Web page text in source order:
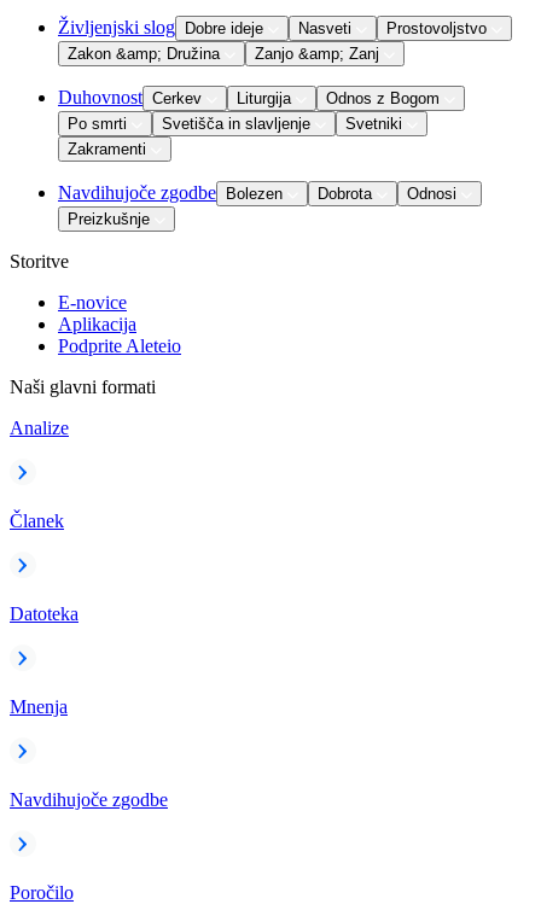
Življenjski slog Dobre ideje Nasveti
Prostovoljstvo
Zakon &amp; Družina
Zanjo &amp; Zanj
Duhovnost Cerkev Liturgija
Odnos z Bogom
Po smrti
Svetišča in slavljenje
Svetniki
Zakramenti
Navdihujoče zgodbe Bolezen Dobrota
Odnosi
Preizkušnje
Storitve
E-novice
Aplikacija
Podprite Aleteio
Naši glavni formati
Analize
Članek
Datoteka
Mnenja
Navdihujoče zgodbe
Poročilo